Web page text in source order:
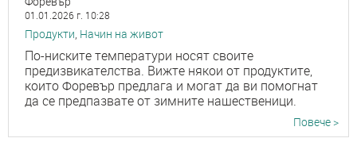
01.01.2026 г. 10:28
Продукти, Начин на живот
По-ниските температури носят своите
предизвикателства. Вижте някои от продуктите,
които Форевър предлага и могат да ви помогнат
да се предпазвате от зимните нашественици.
Повече >